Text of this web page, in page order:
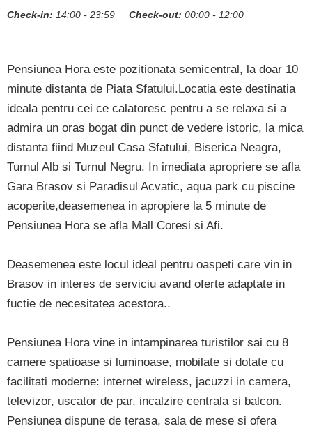
Check-in: 14:00 - 23:59 Check-out: 00:00 - 12:00
Pensiunea Hora este pozitionata semicentral, la doar 10
minute distanta de Piata Sfatului.Locatia este destinatia
ideala pentru cei ce calatoresc pentru a se relaxa si a
admira un oras bogat din punct de vedere istoric, la mica
distanta fiind Muzeul Casa Sfatului, Biserica Neagra,
Turnul Alb si Turnul Negru. In imediata apropriere se afla
Gara Brasov si Paradisul Acvatic, aqua park cu piscine
acoperite,deasemenea in apropiere la 5 minute de
Pensiunea Hora se afla Mall Coresi si Afi.
Deasemenea este locul ideal pentru oaspeti care vin in
Brasov in interes de serviciu avand oferte adaptate in
fuctie de necesitatea acestora..
Pensiunea Hora vine in intampinarea turistilor sai cu 8
camere spatioase si luminoase, mobilate si dotate cu
facilitati moderne: internet wireless, jacuzzi in camera,
televizor, uscator de par, incalzire centrala si balcon.
Pensiunea dispune de terasa, sala de mese si ofera